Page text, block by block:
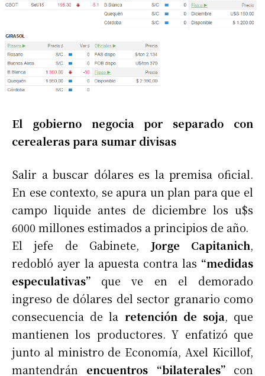
El gobierno negocia por separado con
cerealeras para sumar divisas
Salir a buscar dólares es la premisa oficial.
En ese contexto, se apura un plan para que el
campo liquide antes de diciembre los u$s
6000 millones estimados a principios de año.
El jefe de Gabinete, Jorge Capitanich,
redobló ayer la apuesta contra las “medidas
especulativas” que ve en el demorado
ingreso de dólares del sector granario como
consecuencia de la retención de soja, que
mantienen los productores. Y enfatizó que
junto al ministro de Economía, Axel Kicillof,
mantendrán encuentros “bilaterales”con